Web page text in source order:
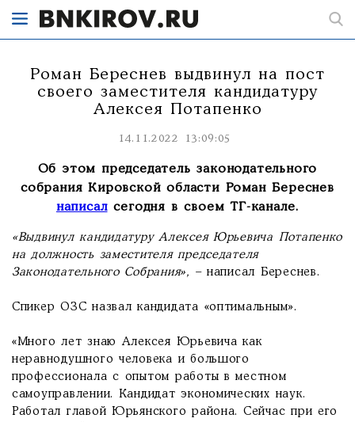
Роман Береснев выдвинул на пост
своего заместителя кандидатуру
Алексея Потапенко
14.11.2022 13:09:05
Об этом председатель законодательного
собрания Кировской области Роман Береснев
написалсегодня в своем ТГ-канале.
«Выдвинул кандидатуру Алексея Юрьевича Потапенко
на должность заместителя председателя
Законодательного Собрания»,
– написал Береснев.
Спикер ОЗС назвал кандидата «оптимальным».
«Много лет знаю Алексея Юрьевича как
неравнодушного человека и большого
профессионала с опытом работы в местном
самоуправлении. Кандидат экономических наук.
Работал главой Юрьянского района. Сейчас при его